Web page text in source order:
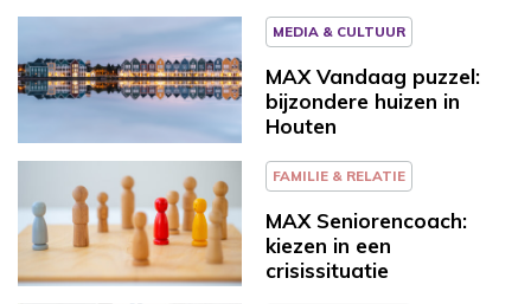
MEDIA & CULTUUR
MAX Vandaag puzzel:
bijzondere huizen in
Houten
FAMILIE & RELATIE
MAX Seniorencoach:
kiezen in een
crisissituatie